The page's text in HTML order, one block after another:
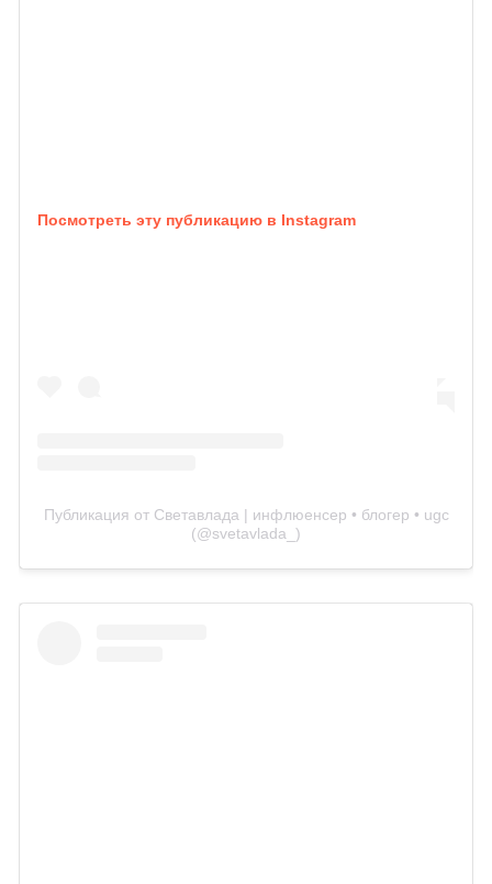
Посмотреть эту публикацию в Instagram
Публикация от Светавлада | инфлюенсер • блогер • ugc
(@svetavlada_)